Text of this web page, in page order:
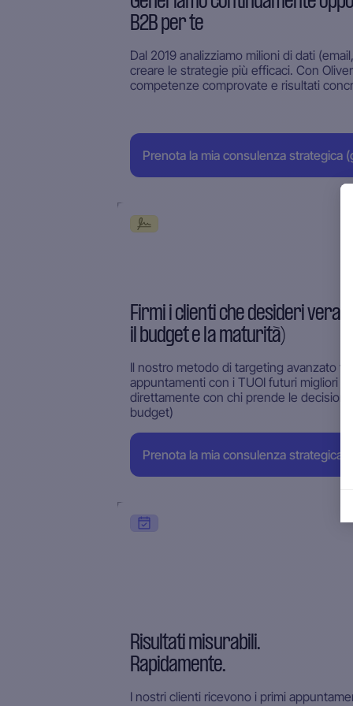
B2B per te
Dal 2019 analizziamo milioni di dati
creare le strategie più efficaci. Con
competenze comprovate e risultati
Prenota la mia consulenza strategica
Firmi i clienti che desideri
il budget e la maturità)
Il nostro metodo di targeting avanzato ti
appuntamenti con i TUOI futuri migliori
direttamente con chi prende le
budget)
Prenota la mia consulenza strategica
Risultati misurabili.
Rapidamente.
I nostri clienti ricevono i primi